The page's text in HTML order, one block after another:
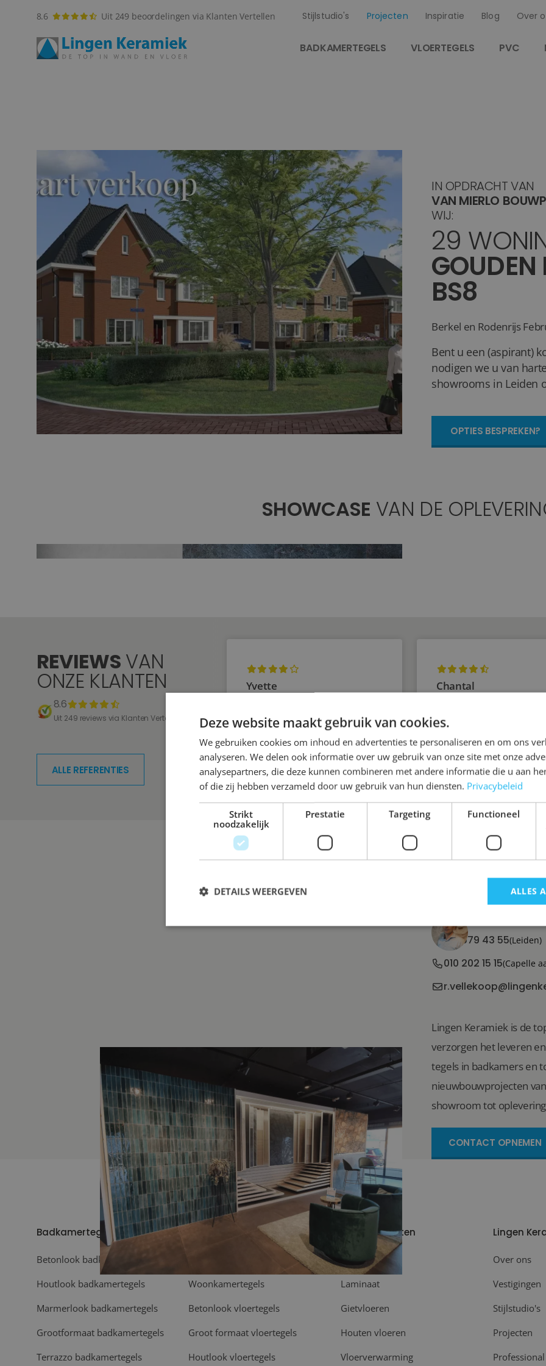
8.6 Uit 249 beoordelingen via Klanten Vertellen Stijlstudio's Projecten Inspiratie Blog Over
BADKAMERTEGELS VLOERTEGELS PVC
IN OPDRACHT VAN
VAN MIERLO
WIJ:
29
GOUDEN
BS8
Berkel en Rodenrijs
Bent u een (aspirant)
nodigen we u van
showrooms in Leiden
OPTIES BESPREKEN?
SHOWCASE VAN DE
REVIEWS VAN
ONZE KLANTEN
8.6
Uit 249 reviews via Klanten Vertellen
ALLE REFERENTIES
Yvette
Chantal
aandacht voor
wensen.
INTERESSE?
Ron Vellekoop
Directeur
071 579 43 55(Leiden)
010 202 15 15(Capelle
Lingen Keramiek is de
verzorgen het leveren
tegels in badkamers en
nieuwbouwprojecten
showroom tot
CONTACT OPNEMEN
Badkamertegels
Betonlook badkamertegels
Houtlook badkamertegels
Marmerlook badkamertegels
Grootformaat badkamertegels
Terrazzo badkamertegels
Woonkamertegels
Betonlook vloertegels
Groot formaat vloertegels
Houtlook vloertegels
Meer producten
Plinten
Laminaat
Gietvloeren
Houten vloeren
Vloerverwarming
Lingen
Over ons
Vestigingen
Stijlstudio's
Projecten
Professional
Deze website maakt gebruik van cookies.
We gebruiken cookies om inhoud en advertenties te personaliseren en om ons
analyseren. We delen ook informatie over uw gebruik van onze site met onze
analysepartners, die deze kunnen combineren met andere informatie die u aan
of die zij hebben verzameld door uw gebruik van hun diensten. Privacybeleid
Strikt
noodzakelijk
Prestatie Targeting Functioneel
ALLES
DETAILS WEERGEVEN